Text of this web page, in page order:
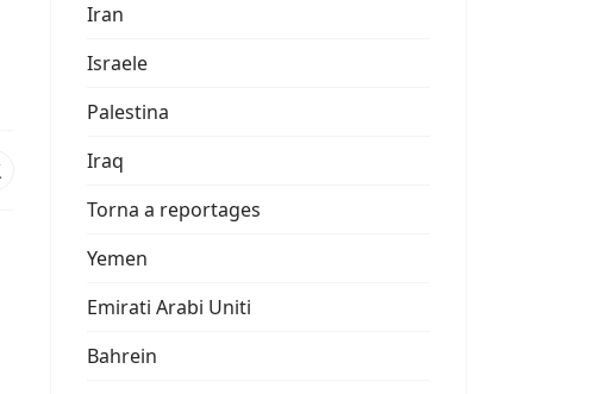
Iran
Israele
Palestina
Iraq
Torna a reportages
Yemen
Emirati Arabi Uniti
Bahrein